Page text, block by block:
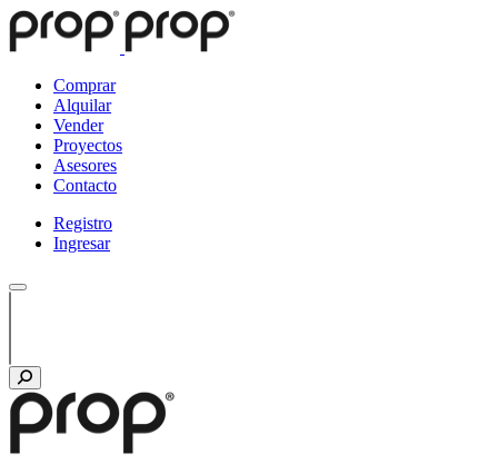
Comprar
Alquilar
Vender
Proyectos
Asesores
Contacto
Registro
Ingresar